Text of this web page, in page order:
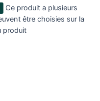
Ce produit a plusieurs
être choisies sur la
produit